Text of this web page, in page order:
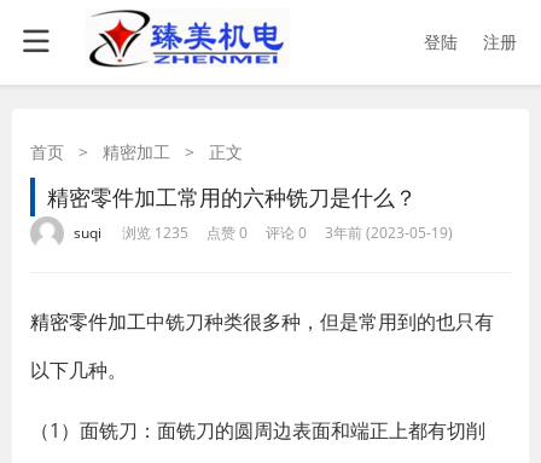
登陆 注册
首页 > 精密加工 > 正文
精密零件加工常用的六种铣刀是什么？
suqi 浏览 1235 点赞 0 评论 0 3年前 (2023-05-19)
​精密零件加工中铣刀种类很多种，但是常用到的也只有
以下几种。
（1）面铣刀：面铣刀的圆周边表面和端正上都有切削